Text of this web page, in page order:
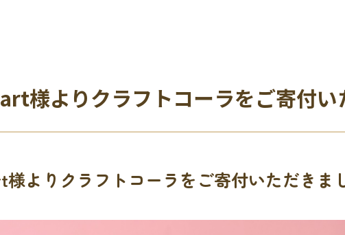
様よりクラフトコーラをご寄付い
よりクラフトコーラをご寄付いただきま